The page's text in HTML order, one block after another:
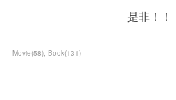
是非！！
Movie(58) Book(131)